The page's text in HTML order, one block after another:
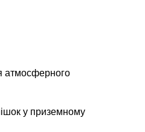
атмосферного
у приземному